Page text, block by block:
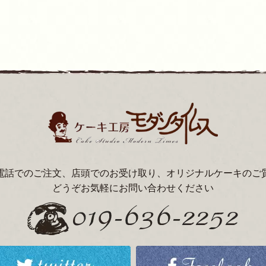
話でのご注文、店頭でのお受け取り、オリジナルケーキのご
どうぞお気軽にお問い合わせください